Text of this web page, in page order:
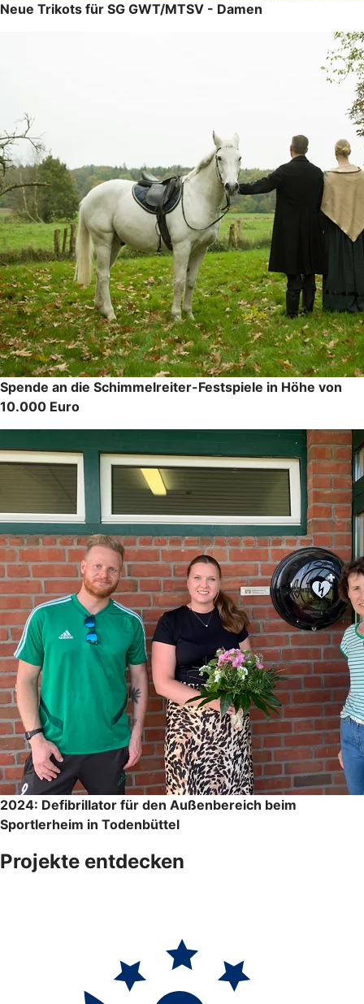
Neue Trikots für SG GWT/MTSV - Damen
Spende an die Schimmelreiter-Festspiele in Höhe von
10.000 Euro
2024: Defibrillator für den Außenbereich beim
Sportlerheim in Todenbüttel
Projekte entdecken